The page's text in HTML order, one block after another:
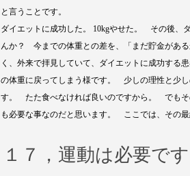
と言うことです。
ダイエットに成功した。 10kgやせた。 その後、
んか？ 今までの体重との差を、「まだ貯金があ
く、外来で拝見していて、ダイエットに成功する
の体重に戻ってしまう様です。 少しの理性と少
す。 たた食べなければ良いのですから。 でもそ
も必要な事なのだと思います。 ここでは、その
１７，運動は必要です